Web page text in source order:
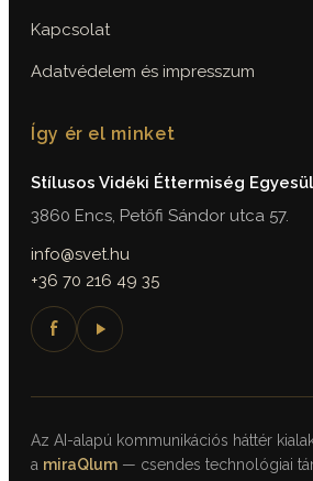
Kapcsolat
Adatvédelem és impresszum
Így ér el minket
Stílusos Vidéki Éttermiség
3860 Encs, Petőfi Sándor utca 57.
info@svet.hu
+36 70 216 49 35
f
Az AI-alapú kommunikációs háttér
a miraQlum — csendes technológiai